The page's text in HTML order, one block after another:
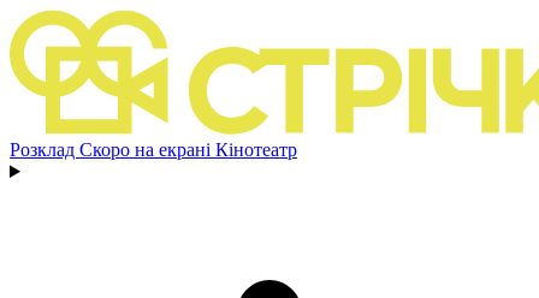
Розклад Скоро на екрані Кінотеатр